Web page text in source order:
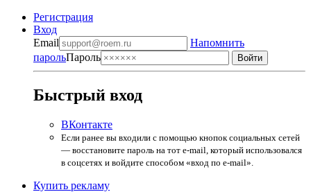
Регистрация
Вход
Email
Напомнить
парольПароль
Быстрый вход
ВКонтакте
Если ранее вы входили с помощью кнопок социальных сетей
— восстановите пароль на тот e-mail, который использовался
в соцсетях и войдите способом «вход по e-mail».
Купить рекламу